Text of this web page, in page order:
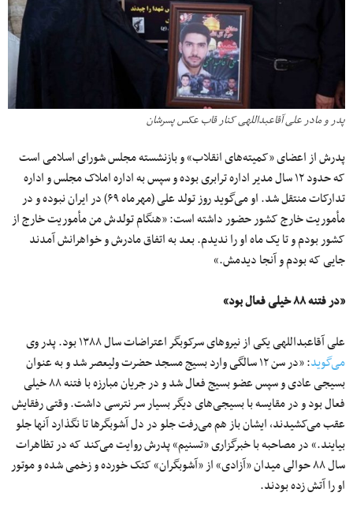
پدر و مادر علی آقاعبداللهی کنار قاب عکس پسرشان
پدرش از اعضای «کمیته‌های انقلاب» و بازنشسته مجلس شورای اسلامی است
که حدود ۱۲ سال مدیر اداره ترابری بوده و سپس به اداره املاک مجلس و اداره
تدارکات منتقل شد. او می‌گوید روز تولد علی (مهرماه ۶۹) در ایران نبوده و در
مأموریت خارج کشور حضور داشته است: «هنگام تولدش من مأموریت خارج از
کشور بودم و تا یک ماه او را ندیدم. بعد به اتفاق مادرش و خواهرانش آمدند
جایی که بودم و آنجا دیدمش.»
«در فتنه ۸۸ خیلی فعال بود»
علی آقاعبداللهی یکی از نیروهای سرکوبگر اعتراضات سال ۱۳۸۸ بود. پدر وی
می‌گوید
: «در سن ۱۲ سالگی وارد بسیج مسجد حضرت ولیعصر شد و به عنوان
بسیجی عادی و سپس عضو بسیج فعال شد و در جریان مبارزه با فتنه ۸۸ خیلی
فعال بود و در مقایسه با بسیجی‌های دیگر بسیار سر نترسی داشت. وقتی رفقایش
عقب می‌کشیدند، ایشان باز هم می‌رفت جلو در دل آشوبگرها تا نگذارد آنها جلو
بیایند.» در مصاحبه با خبرگزاری «تسنیم» پدرش روایت می‌کند که در تظاهرات
سال ۸۸ حوالی میدان «آزادی» از «آشوبگران» کتک خورده و زخمی شده و موتور
او را آتش زده بودند.